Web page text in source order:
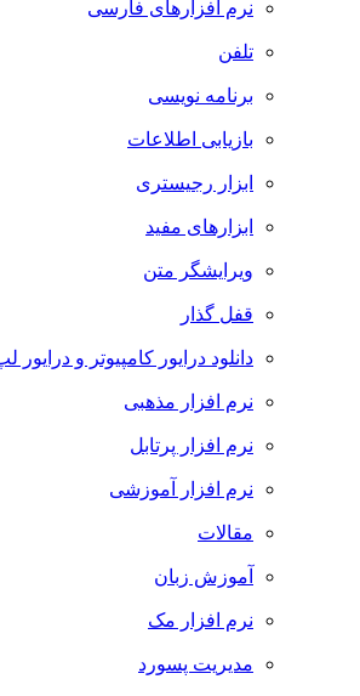
نرم افزارهای فارسی
تلفن
برنامه نویسی
بازیابی اطلاعات
ابزار رجیستری
ابزارهای مفید
ویرایشگر متن
قفل گذار
دانلود درایور کامپیوتر و درایور لپ تاپ
نرم افزار مذهبی
نرم افزار پرتابل
نرم افزار آموزشی
مقالات
آموزش زبان
نرم افزار مک
مدیریت پسورد